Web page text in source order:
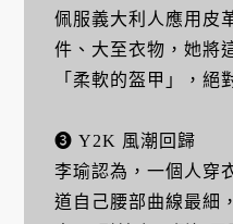
佩服義大利人應用皮
件、大至衣物，她將
「柔軟的盔甲」，絕
➌ Y2K 風潮回歸
李瑜認為，一個人穿
道自己腰部曲線最細